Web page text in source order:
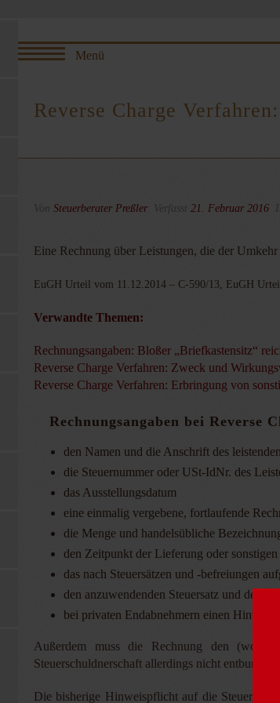
Reverse Charge
Von Steuerberater Preßler Verfasst 21. Februar 2016
Eine Rechnung über Leistungen, die der
EuGH Urteil vom 11.12.2014 – C-590/13, EuGH
Verwandte Themen:
Rechnungsangaben: Bloßer „Briefkastensitz“
Reverse Charge Verfahren: Zweck und
Reverse Charge Verfahren: Erbringung von
Rechnungsangaben bei Reverse
den Namen und die Anschrift des
die Steuernummer oder USt-IdNr. des
das Ausstellungsdatum
eine einmalig vergebene, fortlaufende
die Menge und handelsübliche
den Zeitpunkt der Lieferung oder
das nach Steuersätzen und -befreiungen
den anzuwendenden Steuersatz und den
bei privaten Endabnehmern einen Hinweis
Außerdem muss die Rechnung den
Steuerschuldnerschaft allerdings nicht entbunden.
Die bisherige Hinweispflicht auf die